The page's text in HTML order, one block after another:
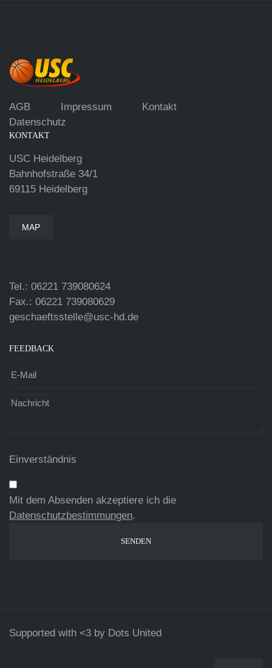
AGB Impressum
Kontakt
Datenschutz
KONTAKT
USC Heidelberg
Bahnhofstraße 34/1
69115 Heidelberg
MAP
Tel.: 06221 739080624
Fax.: 06221 739080629
geschaeftsstelle@usc-hd.de
FEEDBACK
Einverständnis
Mit dem Absenden akzeptiere ich die
Datenschutzbestimmungen.
Supported with <3 by Dots United